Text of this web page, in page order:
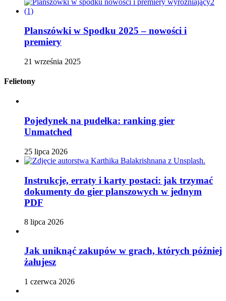
Planszówki w Spodku 2025 – nowości i
premiery
21 września 2025
Felietony
Pojedynek na pudełka: ranking gier
Unmatched
25 lipca 2026
Instrukcje, erraty i karty postaci: jak trzymać
dokumenty do gier planszowych w jednym
PDF
8 lipca 2026
Jak uniknąć zakupów w grach, których później
żałujesz
1 czerwca 2026